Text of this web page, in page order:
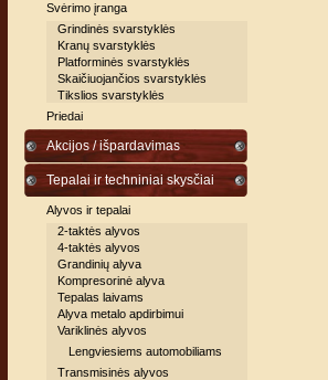
Svėrimo įranga
Grindinės svarstyklės
Kranų svarstyklės
Platforminės svarstyklės
Skaičiuojančios svarstyklės
Tikslios svarstyklės
Priedai
Akcijos / išpardavimas
Tepalai ir techniniai skysčiai
Alyvos ir tepalai
2-taktės alyvos
4-taktės alyvos
Grandinių alyva
Kompresorinė alyva
Tepalas laivams
Alyva metalo apdirbimui
Variklinės alyvos
Lengviesiems automobiliams
Transmisinės alyvos